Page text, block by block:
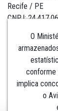
O
conforme
implica
o
Recife / PE
CNPJ:
Institucional
Comunicação